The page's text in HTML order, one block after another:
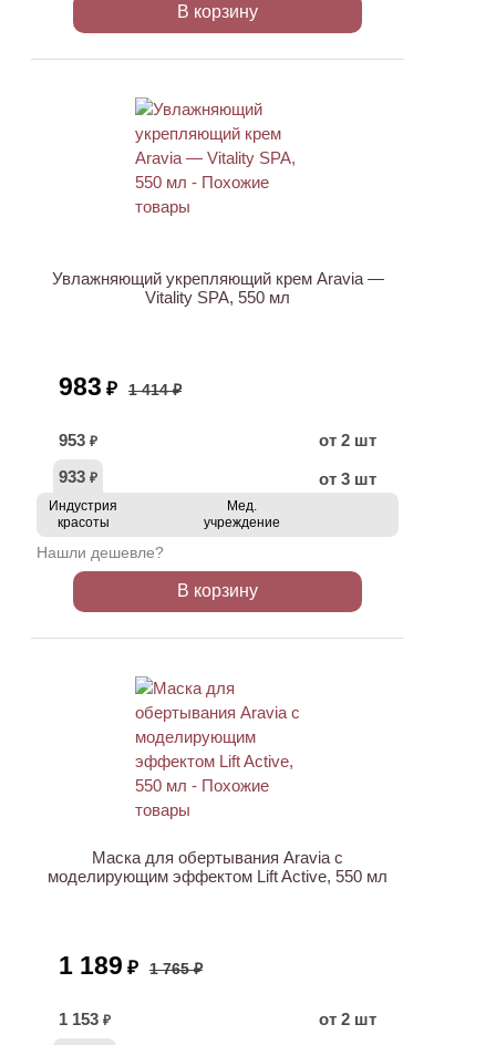
В корзину
Увлажняющий укрепляющий крем Aravia —
Vitality SPA, 550 мл
983 ₽ 1 414 ₽
953 ₽
от 2 шт
933 ₽ от 3 шт
Индустрия
красоты
Мед.
учреждение
Нашли дешевле?
В корзину
Маска для обертывания Aravia с
моделирующим эффектом Lift Active, 550 мл
1 189 ₽ 1 765 ₽
1 153 ₽
от 2 шт